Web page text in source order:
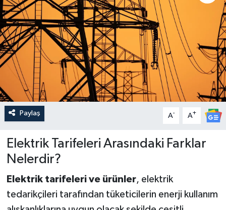
Paylaş A- A+
Elektrik Tarifeleri Arasındaki Farklar
Nelerdir?
Elektrik tarifeleri ve ürünler, elektrik
tedarikçileri tarafından tüketicilerin enerji kullanım